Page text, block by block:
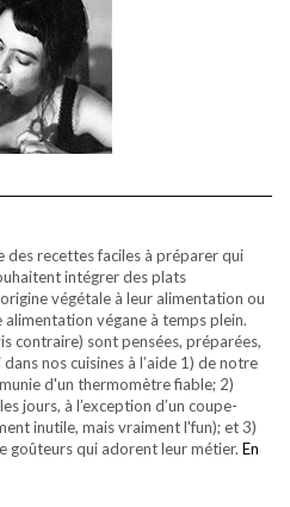
des recettes faciles à préparer qui
intégrer des plats
végétale à leur alimentation ou
végane à temps plein.
contraire) sont pensées, préparées,
nos cuisines à l’aide 1) de notre
d'un thermomètre fiable; 2)
jours, à l’exception d’un coupe-
inutile, mais vraiment l'fun); et 3)
goûteurs qui adorent leur métier. En